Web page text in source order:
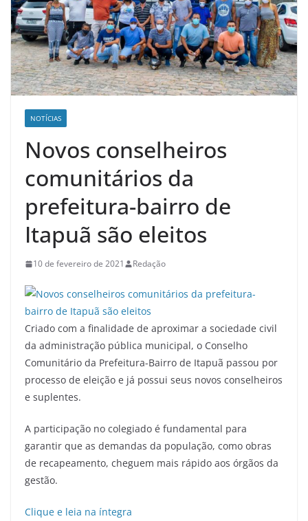
NOTÍCIAS
Novos conselheiros
comunitários da
prefeitura-bairro de
Itapuã são eleitos
10 de fevereiro de 2021 Redação
Criado com a finalidade de aproximar a sociedade civil
da administração pública municipal, o Conselho
Comunitário da Prefeitura-Bairro de Itapuã passou por
processo de eleição e já possui seus novos conselheiros
e suplentes.
A participação no colegiado é fundamental para
garantir que as demandas da população, como obras
de recapeamento, cheguem mais rápido aos órgãos da
gestão.
Clique e leia na íntegra